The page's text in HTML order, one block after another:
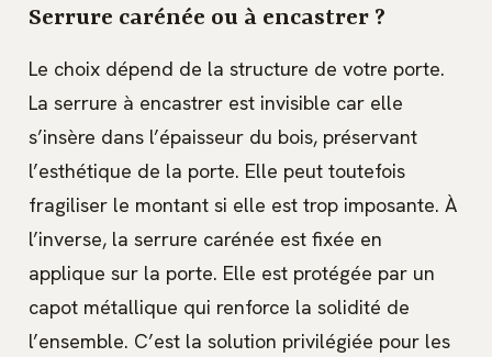
Serrure carénée ou à encastrer ?
Le choix dépend de la structure de votre porte.
La serrure à encastrer est invisible car elle
s’insère dans l’épaisseur du bois, préservant
l’esthétique de la porte. Elle peut toutefois
fragiliser le montant si elle est trop imposante. À
l’inverse, la serrure carénée est fixée en
applique sur la porte. Elle est protégée par un
capot métallique qui renforce la solidité de
l’ensemble. C’est la solution privilégiée pour les